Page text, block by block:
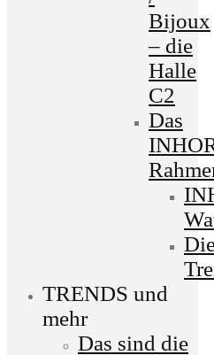
Bijoux
– die
Halle
C2
Das
TRENDS und
mehr
Das sind die